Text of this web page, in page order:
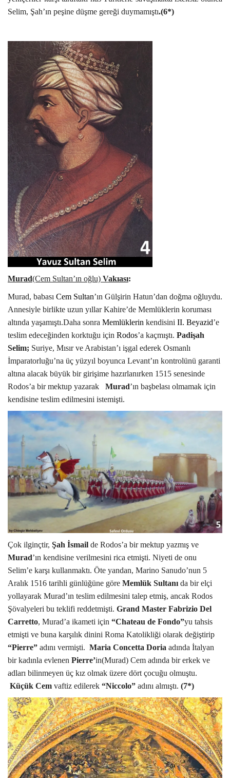
Selim, Şah’ın peşine düşme gereği duymamıştı.(6*)
Murad(Cem Sultan’ın oğlu) Vakıası:
Murad, babası Cem Sultan’ın Gülşirin Hatun’dan doğma oğluydu.
Annesiyle birlikte uzun yıllar Kahire’de Memlüklerin koruması
altında yaşamıştı.Daha sonra Memlüklerin kendisini II. Beyazid’e
teslim edeceğinden korktuğu için Rodos’a kaçmıştı. Padişah
Selim; Suriye, Mısır ve Arabistan’ı işgal ederek Osmanlı
İmparatorluğu’na üç yüzyıl boyunca Levant’ın kontrolünü garanti
altına alacak büyük bir girişime hazırlanırken 1515 senesinde
Rodos’a bir mektup yazarak
Murad’ın başbelası olmamak için
kendisine teslim edilmesini istemişti.
Çok ilginçtir, Şah İsmail de Rodos’a bir mektup yazmış ve
Murad’ın kendisine verilmesini rica etmişti. Niyeti de onu
Selim’e karşı kullanmaktı. Öte yandan, Marino Sanudo’nun 5
Aralık 1516 tarihli günlüğüne göre Memlük Sultanı da bir elçi
yollayarak Murad’ın teslim edilmesini talep etmiş, ancak Rodos
Şövalyeleri bu teklifi reddetmişti. Grand Master Fabrizio Del
Carretto, Murad’a ikameti için “Chateau de Fondo”yu tahsis
etmişti ve buna karşılık dinini Roma Katolikliği olarak değiştirip
“Pierre” adını vermişti. Maria Concetta Doria adında İtalyan
bir kadınla evlenen Pierre’in(Murad) Cem adında bir erkek ve
adları bilinmeyen üç kız olmak üzere dört çocuğu olmuştu.
Küçük Cem vaftiz edilerek “Niccolo” adını almıştı. (7*)